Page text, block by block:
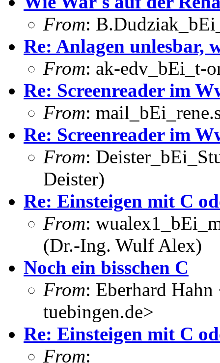
From:
Re: Anlagen unlesbar,
From: ak-edv_bEi_t-
Re: Screenreader im
From:
Re: Screenreader im
From:
Deister)
Re: Einsteigen mit C
From:
(Dr.-Ing. Wulf Alex)
Noch ein bisschen C
From: Eberhard
tuebingen.de>
Re: Einsteigen mit C
From: